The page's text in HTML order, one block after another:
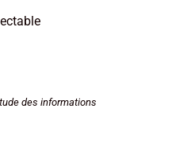
du moteur
des informations